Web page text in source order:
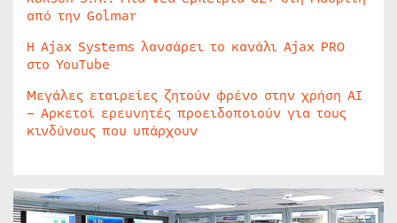
από την Golmar
Η Ajax Systems λανσάρει το κανάλι Ajax PRO
στο YouTube
Μεγάλες εταιρείες ζητούν φρένο στην χρήση AI
– Αρκετοί ερευνητές προειδοποιούν για τους
κινδύνους που υπάρχουν